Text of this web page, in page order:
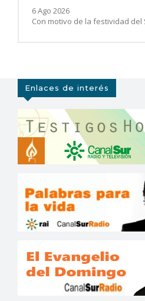
6 Ago 2026
Con motivo de la festividad del
Enlaces de interés